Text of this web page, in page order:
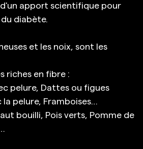
apport scientifique pour
diabète.
et les noix, sont les
riches en fibre :
pelure, Dattes ou figues
la pelure, Framboises…
bouilli, Pois verts, Pomme de